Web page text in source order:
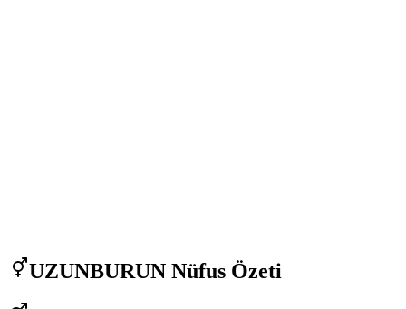
UZUNBURUN Nüfus Özeti